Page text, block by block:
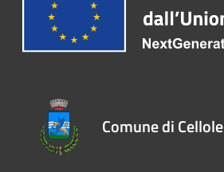
Comune di Cellole